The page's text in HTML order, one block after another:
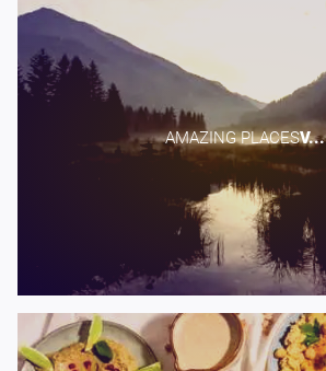
AMAZING PLACES​V...